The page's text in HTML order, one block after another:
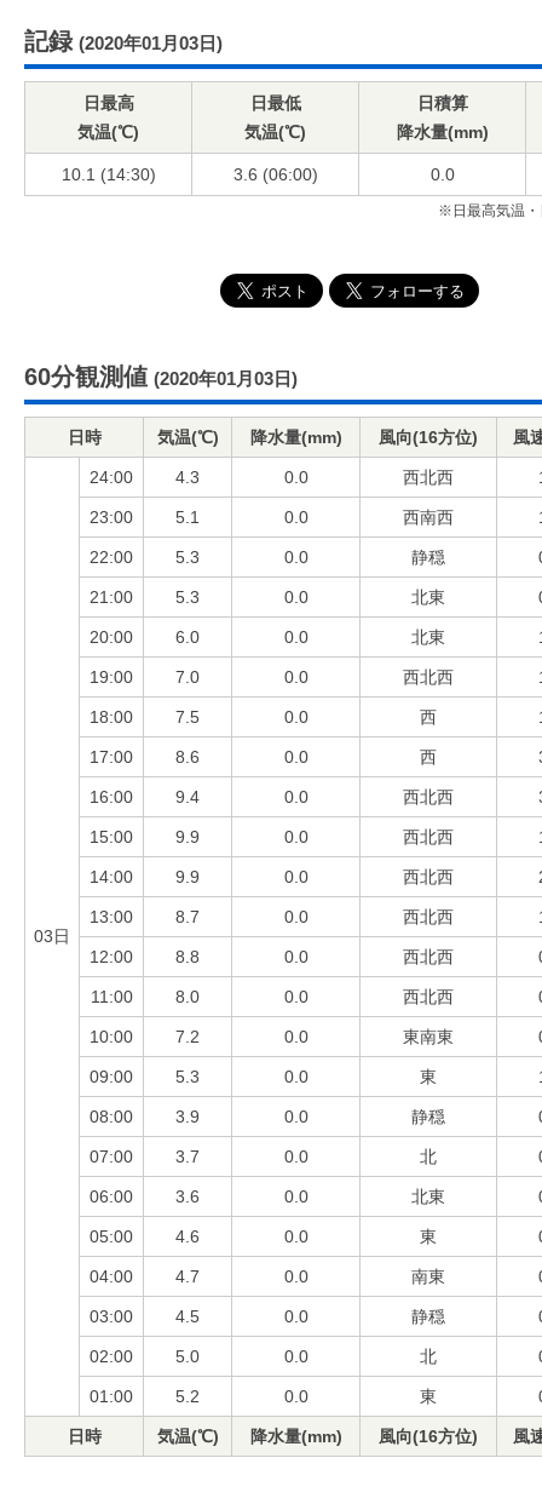
記録 (2020年01月03日)
日最高
気温(℃)
日最低
気温(℃)
日積算
降水量(mm)
10.1 (14:30) 3.6 (06:00) 0.0
※日最高気温・
60分観測値 (2020年01月03日)
日時 気温(℃) 降水量(mm) 風向(16方位) 風
03日
24:00 4.3 0.0 西北西
23:00 5.1 0.0 西南西
22:00 5.3 0.0 静穏
21:00 5.3 0.0 北東
20:00 6.0 0.0 北東
19:00 7.0 0.0 西北西
18:00 7.5 0.0 西
17:00 8.6 0.0 西
16:00 9.4 0.0 西北西
15:00 9.9 0.0 西北西
14:00 9.9 0.0 西北西
13:00 8.7 0.0 西北西
12:00 8.8 0.0 西北西
11:00 8.0 0.0 西北西
10:00 7.2 0.0 東南東
09:00 5.3 0.0 東
08:00 3.9 0.0 静穏
07:00 3.7 0.0 北
06:00 3.6 0.0 北東
05:00 4.6 0.0 東
04:00 4.7 0.0 南東
03:00 4.5 0.0 静穏
02:00 5.0 0.0 北
01:00 5.2 0.0 東
日時 気温(℃) 降水量(mm) 風向(16方位) 風